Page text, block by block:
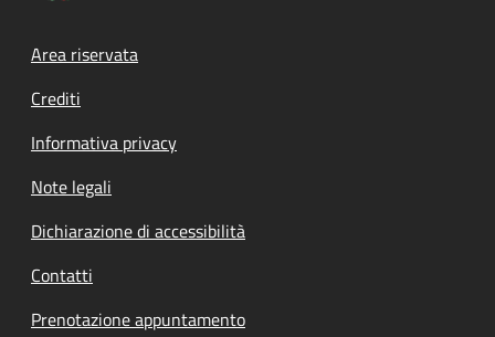
Footer menu
Area riservata
Crediti
Informativa privacy
Note legali
Dichiarazione di accessibilità
Contatti
Prenotazione appuntamento